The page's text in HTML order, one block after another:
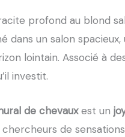
profond au blond
dans un salon
lointain. Associé à
investit.
de chevauxest un
chercheurs de